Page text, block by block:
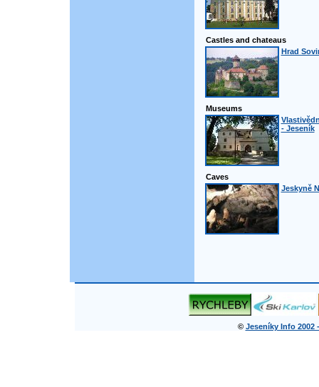
Castles and chateaus
Hrad
Museums
- Jeseník
Caves
Jeskyně
© Jeseníky Info 2002